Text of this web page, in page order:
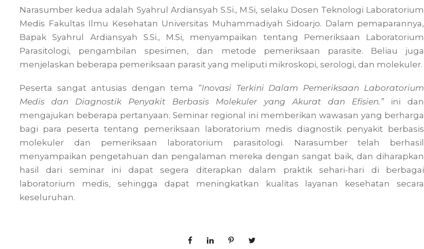
Narasumber kedua adalah Syahrul Ardiansyah S.Si., M.Si, selaku Dosen Teknologi Laboratorium
Medis Fakultas Ilmu Kesehatan Universitas Muhammadiyah Sidoarjo. Dalam pemaparannya,
Bapak Syahrul Ardiansyah S.Si., M.Si, menyampaikan tentang Pemeriksaan Laboratorium
Parasitologi, pengambilan spesimen, dan metode pemeriksaan parasite. Beliau juga
menjelaskan beberapa pemeriksaan parasit yang meliputi mikroskopi, serologi, dan molekuler.
Peserta sangat antusias dengan tema
“Inovasi Terkini Dalam Pemeriksaan Laboratorium
Medis dan Diagnostik Penyakit Berbasis Molekuler yang Akurat dan Efisien.” ini dan
mengajukan beberapa pertanyaan. Seminar regional ini memberikan wawasan yang berharga
bagi para peserta tentang pemeriksaan laboratorium medis diagnostik penyakit berbasis
molekuler dan pemeriksaan laboratorium parasitologi. Narasumber telah berhasil
menyampaikan pengetahuan dan pengalaman mereka dengan sangat baik, dan diharapkan
hasil dari seminar ini dapat segera diterapkan dalam praktik sehari-hari di berbagai
laboratorium medis, sehingga dapat meningkatkan kualitas layanan kesehatan secara
keseluruhan.